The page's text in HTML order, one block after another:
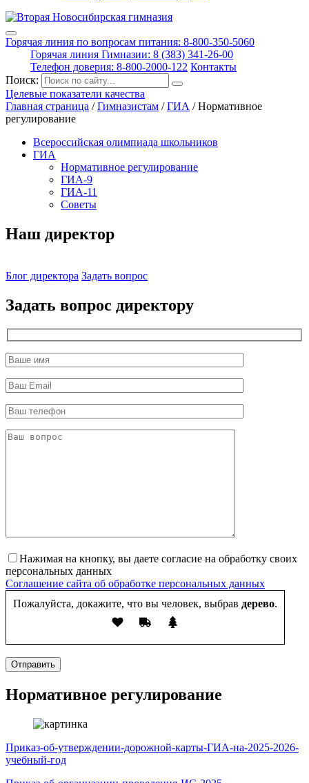
Горячая линия по вопросам питания: 8-800-350-5060
Горячая линия Гимназии: 8 (383) 341-26-00
Телефон доверия: 8-800-2000-122 Контакты
Поиск:
Целевые показатели качества
Главная страница /Гимназистам /ГИА /Нормативное
регулирование
Всероссийская олимпиада школьников
ГИА
Нормативное регулирование
ГИА-9
ГИА-11
Советы
Наш директор
Блог директора Задать вопрос
Задать вопрос директору
Нажимая на кнопку, вы даете согласие на обработку своих
персональных данных
Соглашение сайта об обработке персональных данных
Пожалуйста, докажите, что вы человек, выбрав дерево.
Отправить
Нормативное регулирование
Приказ-об-утверждении-дорожной-карты-ГИА-на-2025-2026-
учебный-год